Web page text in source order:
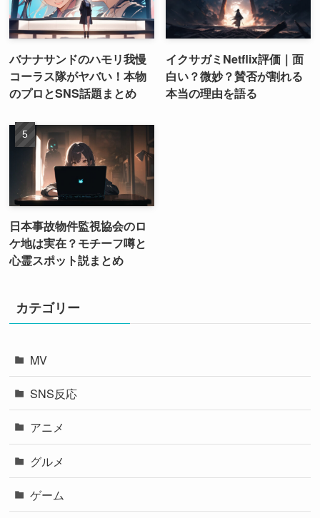
バナナサンドのハモリ我慢
コーラス隊がヤバい！本物
のプロとSNS話題まとめ
イクサガミNetflix評価｜面
白い？微妙？賛否が割れる
本当の理由を語る
日本事故物件監視協会のロ
ケ地は実在？モチーフ噂と
心霊スポット説まとめ
カテゴリー
MV
SNS反応
アニメ
グルメ
ゲーム